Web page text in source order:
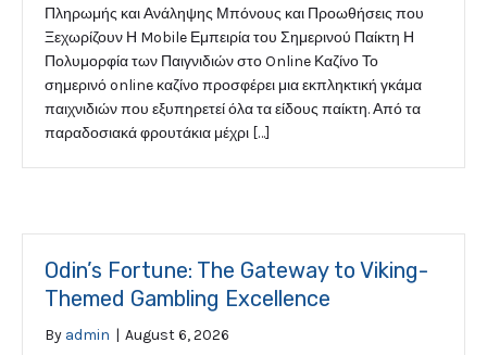
Πληρωμής και Ανάληψης Μπόνους και Προωθήσεις που
Ξεχωρίζουν Η Mobile Εμπειρία του Σημερινού Παίκτη Η
Πολυμορφία των Παιγνιδιών στο Online Καζίνο Το
σημερινό online καζίνο προσφέρει μια εκπληκτική γκάμα
παιχνιδιών που εξυπηρετεί όλα τα είδους παίκτη. Από τα
παραδοσιακά φρουτάκια μέχρι […]
Odin’s Fortune: The Gateway to Viking-
Themed Gambling Excellence
By admin | August 6, 2026